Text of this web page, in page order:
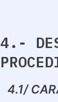
4.-
4.1/